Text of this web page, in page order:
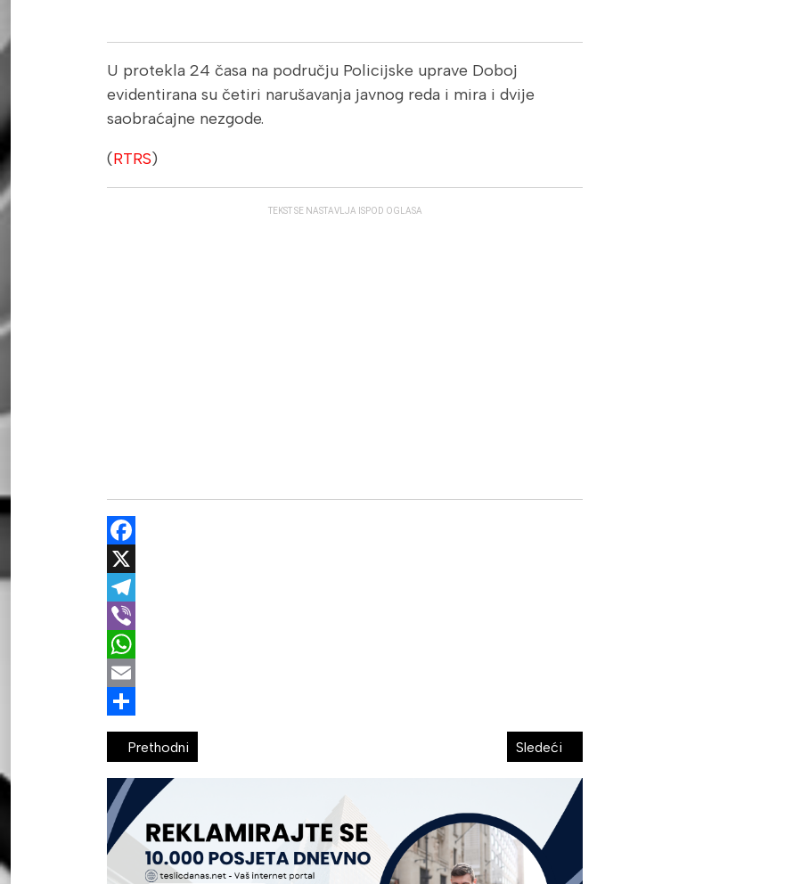
U protekla 24 časa na području Policijske uprave Doboj
evidentirana su četiri narušavanja javnog reda i mira i dvije
saobraćajne nezgode.
(RTRS)
TEKST SE NASTAVLJA ISPOD OGLASA
Facebook
X
Telegram
Viber
WhatsApp
Email
Share
Prethodni Sledeći